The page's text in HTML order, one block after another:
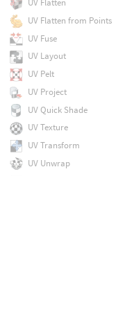
UV Flatten
UV Flatten from Points
UV Fuse
UV Layout
UV Pelt
UV Project
UV Quick Shade
UV Texture
UV Transform
UV Unwrap